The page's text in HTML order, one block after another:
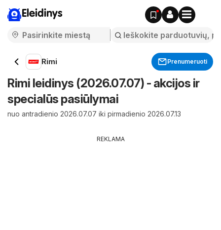
Eleidinys
Rimi Prenumeruoti
Rimi leidinys (2026.07.07) - akcijos ir
specialūs pasiūlymai
nuo antradienio 2026.07.07 iki pirmadienio 2026.07.13
REKLAMA